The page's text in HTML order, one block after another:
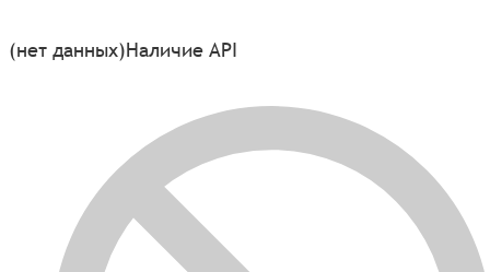
(нет данных)Наличие API